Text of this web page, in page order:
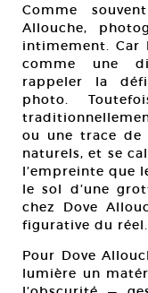
Comme
Allouche,
intimement. Car
comme une
rappeler la
photo.
ou une trace de
naturels, et se
l’empreinte que
le sol d’une
chez Dove
figurative du réel.
Pour Dove
lumière un